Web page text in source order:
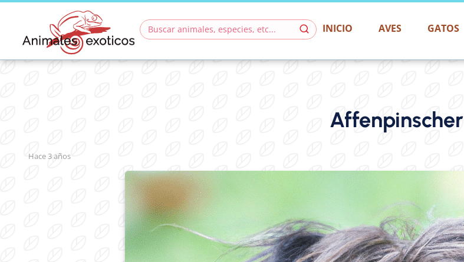
INICIO AVES GATOS
Affenpinscher
hace 3 años